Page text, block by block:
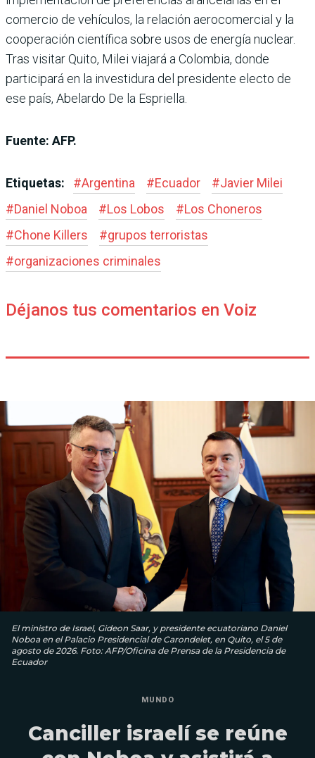
comercio de vehículos, la relación aerocomercial y la
cooperación científica sobre usos de energía nuclear.
Tras visitar Quito, Milei viajará a Colombia, donde
participará en la investidura del presidente electo de
ese país, Abelardo De la Espriella.
Fuente: AFP.
Etiquetas: #Argentina #Ecuador #Javier Milei
#Daniel Noboa #Los Lobos #Los Choneros
#Chone Killers #grupos terroristas
#organizaciones criminales
Déjanos tus comentarios en Voiz
El ministro de Israel, Gideon Saar, y presidente ecuatoriano Daniel
Noboa en el Palacio Presidencial de Carondelet, en Quito, el 5 de
agosto de 2026. Foto: AFP/Oficina de Prensa de la Presidencia de
Ecuador
MUNDO
Canciller israelí se reúne